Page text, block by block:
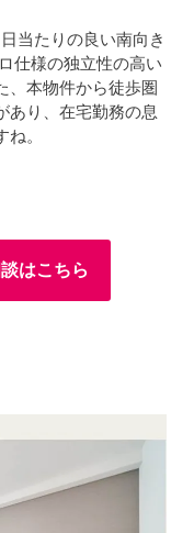
当たりの良い南向き
仕様の独立性の高い
、本物件から徒歩圏
あり、在宅勤務の息
。
はこちら